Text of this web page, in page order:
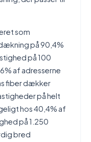
som
på 90,4%
på 100
af adresserne
fiber dækker
på helt
hos 40,4% af
på 1.250
bred